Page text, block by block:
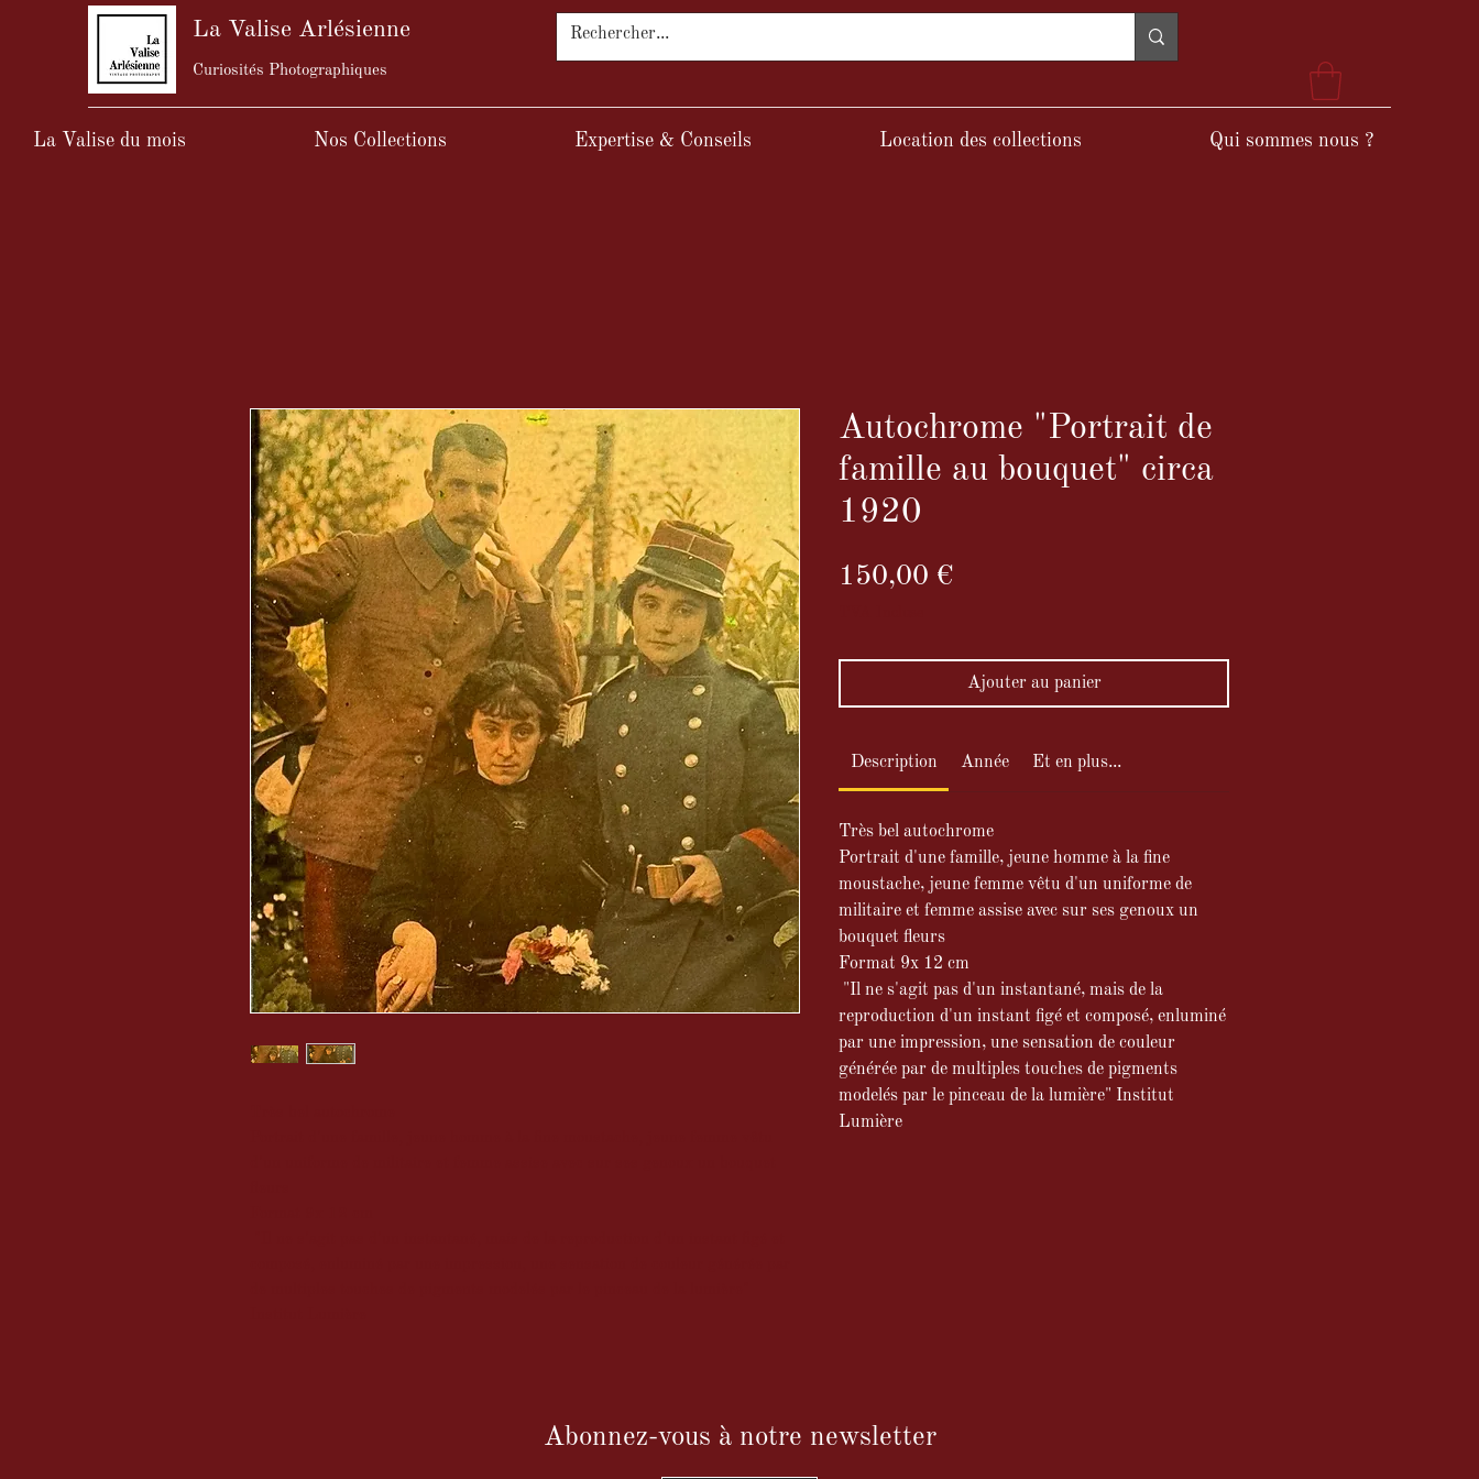
La Valise Arlésienne
Curiosités Photographiques
La Valise du mois Nos Collections Expertise & Conseils Location des collections Qui sommes nous ?
Autochrome "Portrait de
famille au bouquet" circa
1920
150,00 €Prix
Ajouter au panier
Description Année Et en plus...
Très bel autochrome
Portrait d'une famille, jeune homme à la fine
moustache, jeune femme vêtu d'un uniforme de
militaire et femme assise avec sur ses genoux un
bouquet fleurs
Format 9x 12 cm
"Il ne s'agit pas d'un instantané, mais de la
reproduction d'un instant figé et composé, enluminé
par une impression, une sensation de couleur
générée par de multiples touches de pigments
modelés par le pinceau de la lumière" Institut
Lumière
Abonnez-vous à notre newsletter